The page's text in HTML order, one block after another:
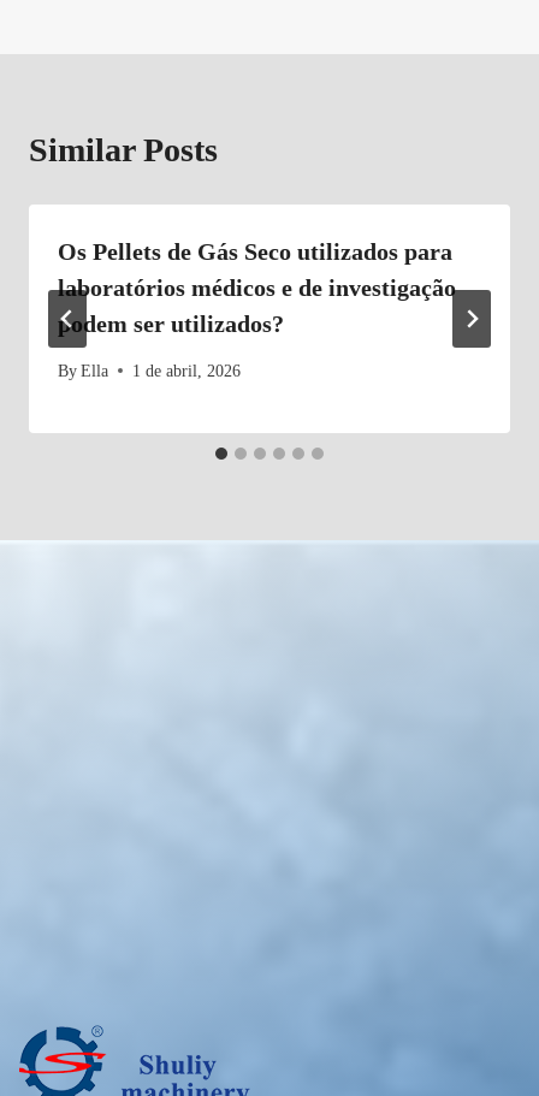
Similar Posts
Os Pellets de Gás Seco utilizados para
laboratórios médicos e de investigação
podem ser utilizados?
By Ella 1 de abril, 2026